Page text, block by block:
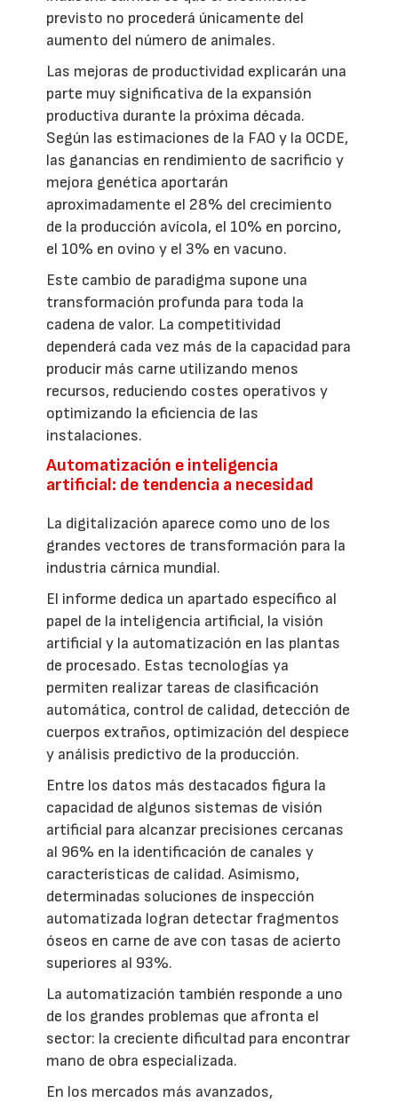
previsto no procederá únicamente del
aumento del número de animales.
Las mejoras de productividad explicarán una
parte muy significativa de la expansión
productiva durante la próxima década.
Según las estimaciones de la FAO y la OCDE,
las ganancias en rendimiento de sacrificio y
mejora genética aportarán
aproximadamente el 28% del crecimiento
de la producción avícola, el 10% en porcino,
el 10% en ovino y el 3% en vacuno.
Este cambio de paradigma supone una
transformación profunda para toda la
cadena de valor. La competitividad
dependerá cada vez más de la capacidad para
producir más carne utilizando menos
recursos, reduciendo costes operativos y
optimizando la eficiencia de las
instalaciones.
Automatización e inteligencia
artificial: de tendencia a necesidad
La digitalización aparece como uno de los
grandes vectores de transformación para la
industria cárnica mundial.
El informe dedica un apartado específico al
papel de la inteligencia artificial, la visión
artificial y la automatización en las plantas
de procesado. Estas tecnologías ya
permiten realizar tareas de clasificación
automática, control de calidad, detección de
cuerpos extraños, optimización del despiece
y análisis predictivo de la producción.
Entre los datos más destacados figura la
capacidad de algunos sistemas de visión
artificial para alcanzar precisiones cercanas
al 96% en la identificación de canales y
características de calidad. Asimismo,
determinadas soluciones de inspección
automatizada logran detectar fragmentos
óseos en carne de ave con tasas de acierto
superiores al 93%.
La automatización también responde a uno
de los grandes problemas que afronta el
sector: la creciente dificultad para encontrar
mano de obra especializada.
En los mercados más avanzados,